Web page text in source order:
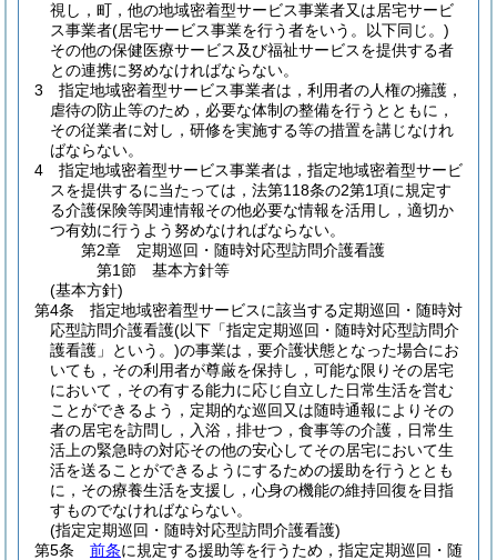
視し，町，他の地域密着型サービス事業者又は居宅サービ
ス事業者(居宅サービス事業を行う者をいう。以下同じ。)
その他の保健医療サービス及び福祉サービスを提供する者
との連携に努めなければならない。
3
指定地域密着型サービス事業者は，利用者の人権の擁護，
虐待の防止等のため，必要な体制の整備を行うとともに，
その従業者に対し，研修を実施する等の措置を講じなけれ
ばならない。
4
指定地域密着型サービス事業者は，指定地域密着型サービ
スを提供するに当たっては，法第118条の2第1項に規定す
る介護保険等関連情報その他必要な情報を活用し，適切か
つ有効に行うよう努めなければならない。
第2章
定期巡回・随時対応型訪問介護看護
第1節
基本方針等
(基本方針)
第4条
指定地域密着型サービスに該当する定期巡回・随時対
応型訪問介護看護(以下「指定定期巡回・随時対応型訪問介
護看護」という。)の事業は，要介護状態となった場合にお
いても，その利用者が尊厳を保持し，可能な限りその居宅
において，その有する能力に応じ自立した日常生活を営む
ことができるよう，定期的な巡回又は随時通報によりその
者の居宅を訪問し，入浴，排せつ，食事等の介護，日常生
活上の緊急時の対応その他の安心してその居宅において生
活を送ることができるようにするための援助を行うととも
に，その療養生活を支援し，心身の機能の維持回復を目指
すものでなければならない。
(指定定期巡回・随時対応型訪問介護看護)
第5条
前条に規定する援助等を行うため，指定定期巡回・随